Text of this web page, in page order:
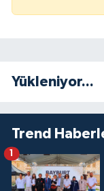
Yükleniyor...
Trend
1